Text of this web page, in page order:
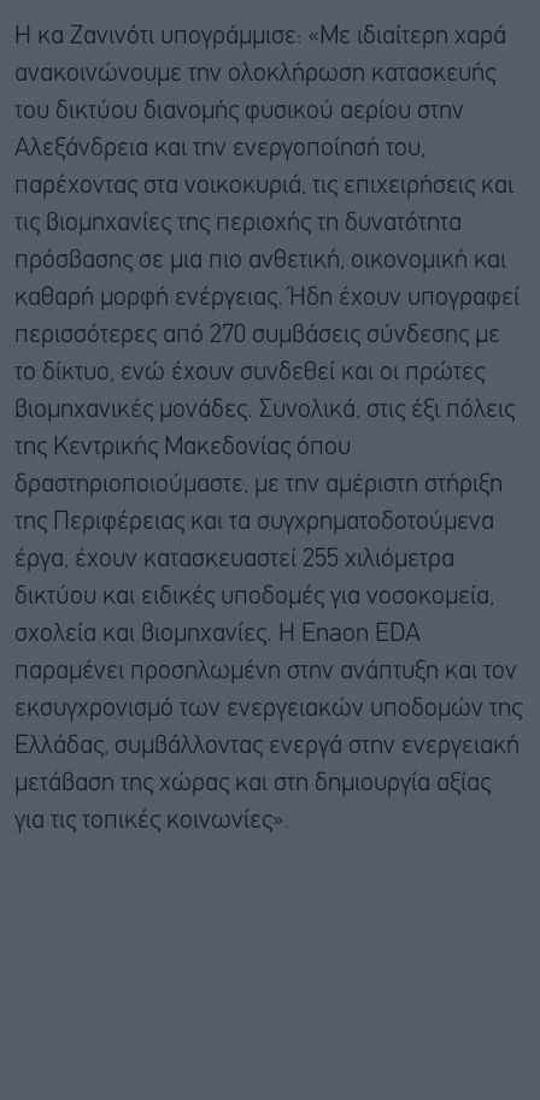
Η κα Ζανινότι υπογράμμισε: «Με ιδιαίτερη χαρά
ανακοινώνουμε την ολοκλήρωση κατασκευής
του δικτύου διανομής φυσικού αερίου στην
Αλεξάνδρεια και την ενεργοποίησή του,
παρέχοντας στα νοικοκυριά, τις επιχειρήσεις και
τις βιομηχανίες της περιοχής τη δυνατότητα
πρόσβασης σε μια πιο ανθετική, οικονομική και
καθαρή μορφή ενέργειας. Ήδη έχουν υπογραφεί
περισσότερες από 270 συμβάσεις σύνδεσης με
το δίκτυο, ενώ έχουν συνδεθεί και οι πρώτες
βιομηχανικές μονάδες. Συνολικά, στις έξι πόλεις
της Κεντρικής Μακεδονίας όπου
δραστηριοποιούμαστε, με την αμέριστη στήριξη
της Περιφέρειας και τα συγχρηματοδοτούμενα
έργα, έχουν κατασκευαστεί 255 χιλιόμετρα
δικτύου και ειδικές υποδομές για νοσοκομεία,
σχολεία και βιομηχανίες. Η Enaon EDA
παραμένει προσηλωμένη στην ανάπτυξη και τον
εκσυγχρονισμό των ενεργειακών υποδομών της
Ελλάδας, συμβάλλοντας ενεργά στην ενεργειακή
μετάβαση της χώρας και στη δημιουργία αξίας
για τις τοπικές κοινωνίες».